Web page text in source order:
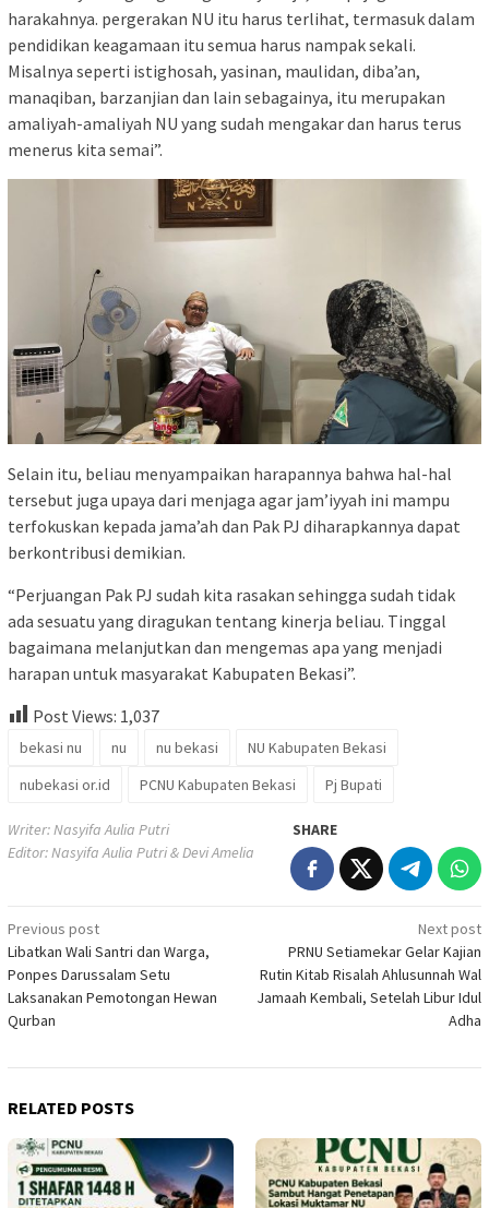
harakahnya. pergerakan NU itu harus terlihat, termasuk dalam
pendidikan keagamaan itu semua harus nampak sekali.
Misalnya seperti istighosah, yasinan, maulidan, diba’an,
manaqiban, barzanjian dan lain sebagainya, itu merupakan
amaliyah-amaliyah NU yang sudah mengakar dan harus terus
menerus kita semai”.
Selain itu, beliau menyampaikan harapannya bahwa hal-hal
tersebut juga upaya dari menjaga agar jam’iyyah ini mampu
terfokuskan kepada jama’ah dan Pak PJ diharapkannya dapat
berkontribusi demikian.
“Perjuangan Pak PJ sudah kita rasakan sehingga sudah tidak
ada sesuatu yang diragukan tentang kinerja beliau. Tinggal
bagaimana melanjutkan dan mengemas apa yang menjadi
harapan untuk masyarakat Kabupaten Bekasi”.
Post Views: 1,037
bekasi nu nu nu bekasi
NU Kabupaten Bekasi
nubekasi or.id
PCNU Kabupaten Bekasi Pj Bupati
Writer: Nasyifa Aulia Putri
Editor: Nasyifa Aulia Putri & Devi Amelia
SHARE
Post
navigation
Previous post
Libatkan Wali Santri dan Warga,
Ponpes Darussalam Setu
Laksanakan Pemotongan Hewan
Qurban
Next post
PRNU Setiamekar Gelar Kajian
Rutin Kitab Risalah Ahlusunnah Wal
Jamaah Kembali, Setelah Libur Idul
Adha
RELATED POSTS